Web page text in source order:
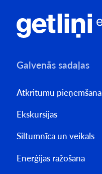
Galvenās sadaļas
Atkritumu pieņemšana
Ekskursijas
Siltumnīca un veikals
Enerģijas ražošana